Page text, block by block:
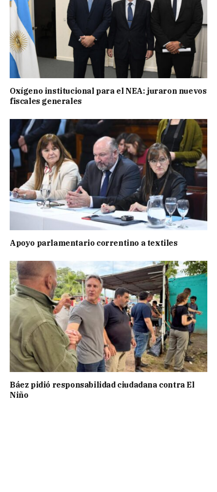
Oxígeno institucional para el NEA: juraron nuevos
fiscales generales
Apoyo parlamentario correntino a textiles
Báez pidió responsabilidad ciudadana contra El
Niño